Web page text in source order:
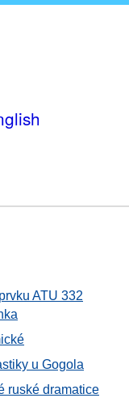
ATU 332
u Gogola
ruské dramatice